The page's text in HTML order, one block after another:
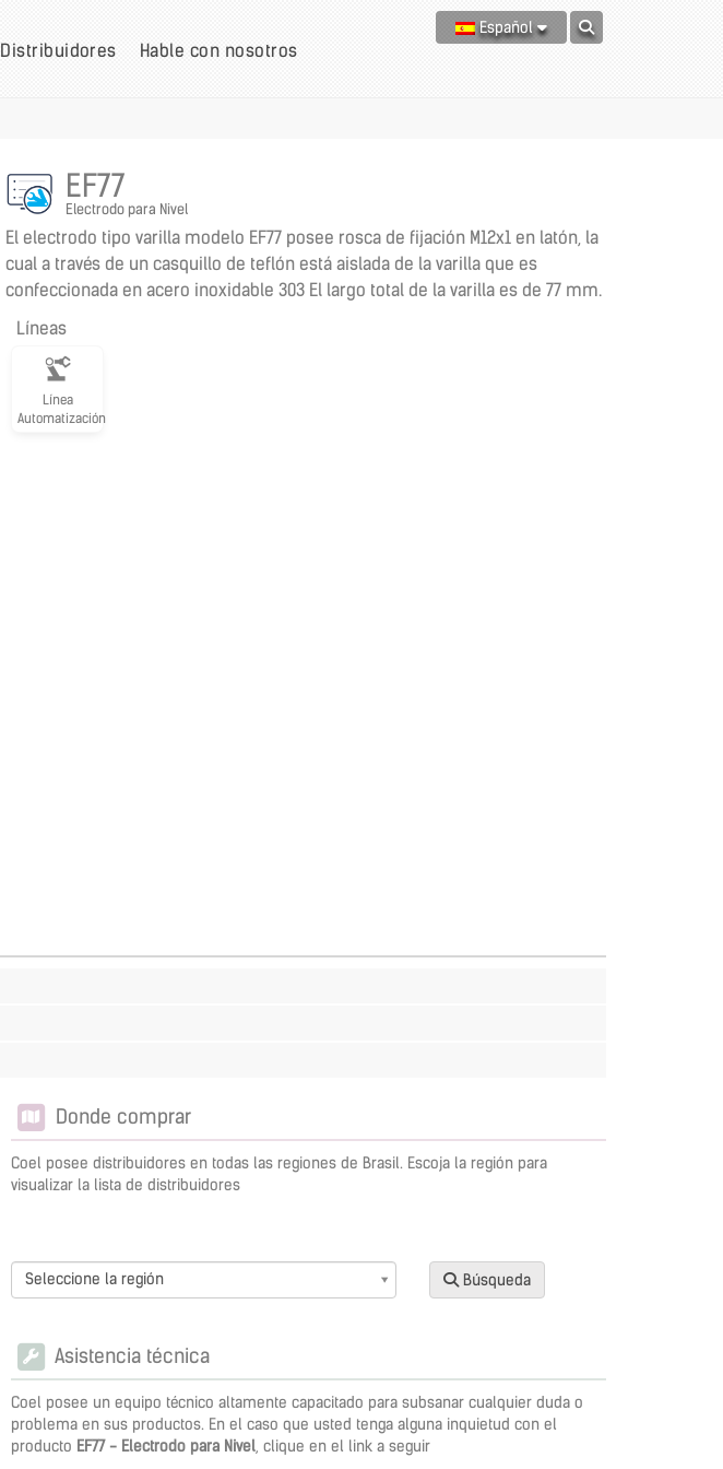
Español
Distribuidores Hable con nosotros
EF77
Electrodo para Nivel
El electrodo tipo varilla modelo EF77 posee rosca de fijación M12x1 en latón, la
cual a través de un casquillo de teflón está aislada de la varilla que es
confeccionada en acero inoxidable 303 El largo total de la varilla es de 77 mm.
Líneas
Línea
Automatización
Donde comprar
Coel posee distribuidores en todas las regiones de Brasil. Escoja la región para
visualizar la lista de distribuidores
Seleccione la región Búsqueda
Asistencia técnica
Coel posee un equipo técnico altamente capacitado para subsanar cualquier duda o
problema en sus productos. En el caso que usted tenga alguna inquietud con el
producto EF77 - Electrodo para Nivel , clique en el link a seguir